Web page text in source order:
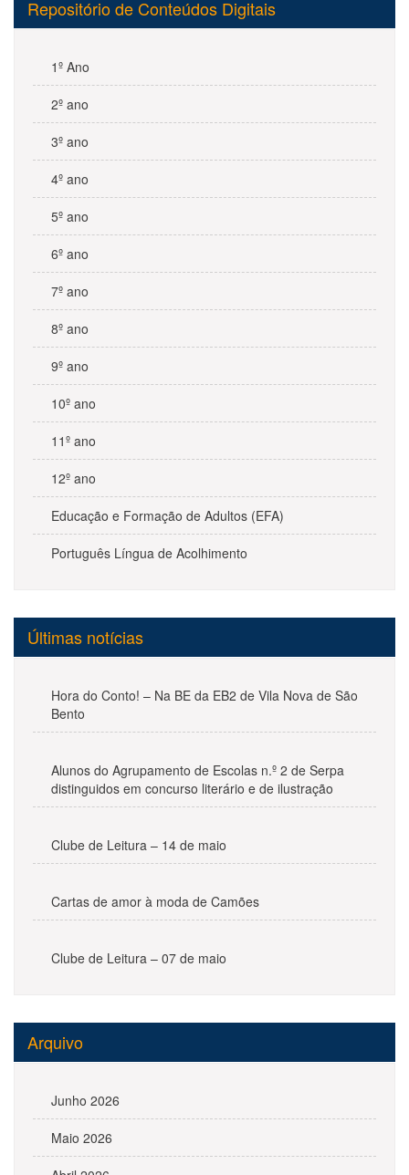
Repositório de Conteúdos Digitais
1º Ano
2º ano
3º ano
4º ano
5º ano
6º ano
7º ano
8º ano
9º ano
10º ano
11º ano
12º ano
Educação e Formação de Adultos (EFA)
Português Língua de Acolhimento
Últimas notícias
Hora do Conto! – Na BE da EB2 de Vila Nova de São
Bento
Alunos do Agrupamento de Escolas n.º 2 de Serpa
distinguidos em concurso literário e de ilustração
Clube de Leitura – 14 de maio
Cartas de amor à moda de Camões
Clube de Leitura – 07 de maio
Arquivo
Junho 2026
Maio 2026